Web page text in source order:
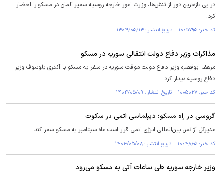
در پی تازه‌ترین دور از تنش‌ها، وزارت امور خارجه روسیه سفیر آلمان در مسکو را احضار
کرد.
کد خبر: ۱۰۰۵۷۹۵ تاریخ انتشار : ۱۴۰۴/۰۵/۱۴
مذاکرات وزیر دفاع دولت انتقالی سوریه در مسکو
مرهف ابوقصره وزیر دفاع دولت موقت سوریه در سفر به مسکو با آندری بلوسوف وزیر
دفاع روسیه دیدار کرد.
کد خبر: ۱۰۰۵۰۲۷ تاریخ انتشار : ۱۴۰۴/۰۵/۰۹
گروسی در راه مسکو؛ دیپلماسی اتمی در سکوت
مدیرکل آژانس بین‌المللی انرژی اتمی قرار است ماه سپتامبر به مسکو سفر کند.
کد خبر: ۱۰۰۴۸۶۵ تاریخ انتشار : ۱۴۰۴/۰۵/۰۸
وزیر خارجه سوریه طی ساعات آتی به مسکو می‌رود